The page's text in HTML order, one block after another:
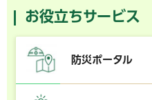
お役立ちサービス
防災ポータル